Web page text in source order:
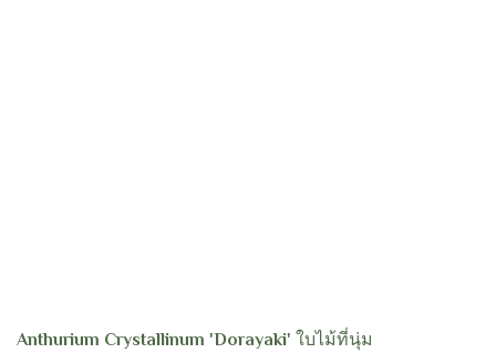
Anthurium Crystallinum 'Dorayaki' ใบไม้ที่นุ่ม